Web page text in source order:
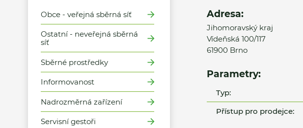
Obce - veřejná sběrná síť
Ostatní - neveřejná sběrná
síť
Sběrné prostředky
Informovanost
Nadrozměrná zařízení
Servisní gestoři
Adresa:
Jihomoravský kraj
Vídeňská 100/117
61900 Brno
Parametry:
Typ:
Přístup pro prodejce: